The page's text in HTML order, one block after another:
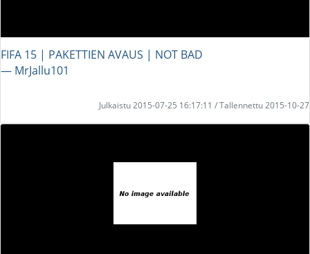
FIFA 15 | PAKETTIEN AVAUS | NOT BAD
― MrJallu101
Julkaistu 2015-07-25 16:17:11 / Tallennettu 2015-10-27